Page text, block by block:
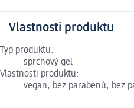
Vlastnosti produktu
Typ produktu:
sprchový gel
Vlastnosti produktu:
vegan, bez parabenů, bez